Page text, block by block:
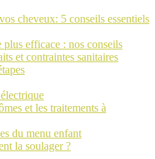
cheveux: 5 conseils essentiels
plus efficace : nos conseils
et contraintes sanitaires
et les traitements à
du menu enfant
la soulager ?